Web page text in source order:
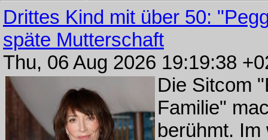
Drittes Kind mit über 50:
späte Mutterschaft
Thu, 06 Aug 2026 19:19:38
Die Sitcom
Familie"
berühmt.